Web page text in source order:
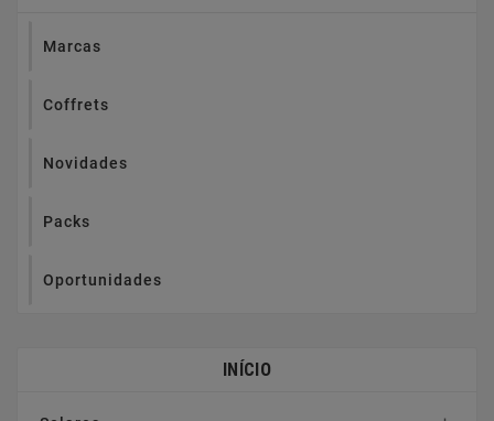
Marcas
Coffrets
Novidades
Packs
Oportunidades
INÍCIO